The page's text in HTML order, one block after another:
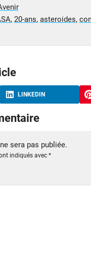
, 20-ans, asteroides,
LINKEDIN
sera pas publiée.
indiqués avec *